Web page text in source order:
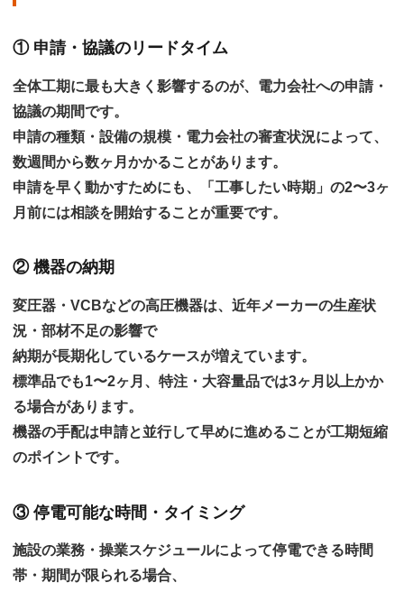
① 申請・協議のリードタイム
全体工期に最も大きく影響するのが、 電力会社への申請・
協議の期間です。
申請の種類・設備の規模・電力会社の審査状況によって、
数週間から数ヶ月かかることがあります。
申請を早く動かすためにも、
「工事したい時期」の2〜3ヶ
月前には相談を開始することが重要です。
② 機器の納期
変圧器・VCBなどの高圧機器は、近年メーカーの生産状
況・部材不足の影響で
納期が長期化しているケースが増えています。
標準品でも1〜2ヶ月、特注・大容量品では3ヶ月以上かか
る場合があります。
機器の手配は申請と並行して早めに進めることが工期短縮
のポイントです。
③ 停電可能な時間・タイミング
施設の業務・操業スケジュールによって停電できる時間
帯・期間が限られる場合、